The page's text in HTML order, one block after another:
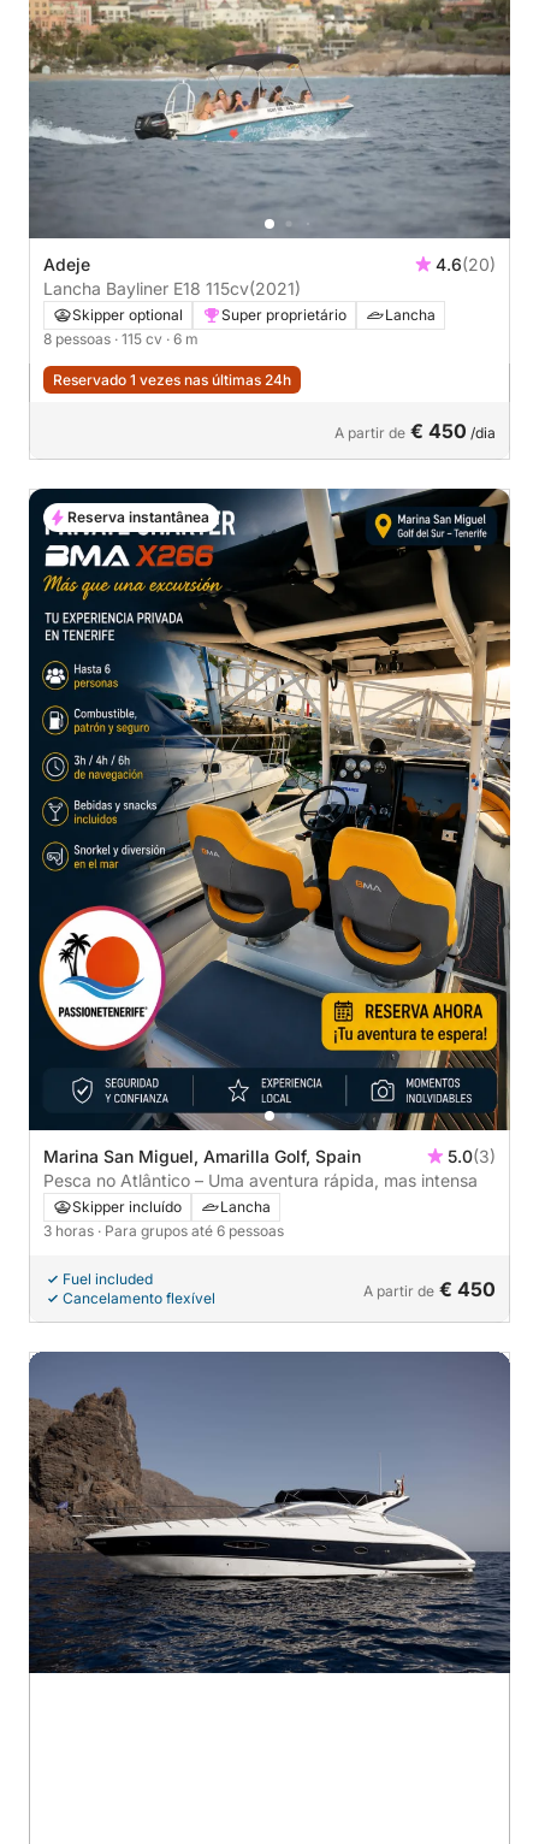
Adeje 4.6(20)
Lancha Bayliner E18 115cv(2021)
Skipper optional Super proprietário
Lancha
8 pessoas · 115 cv · 6 m
Reservado 1 vezes nas últimas 24h
A partir de € 450 /dia
Marina San Miguel, Amarilla Golf, Spain 5.0(3)
Pesca no Atlântico – Uma aventura rápida, mas intensa
Skipper incluído
Lancha
3 horas · Para grupos até 6 pessoas
Fuel included
Cancelamento flexível
A partir de € 450
Reserva instantânea